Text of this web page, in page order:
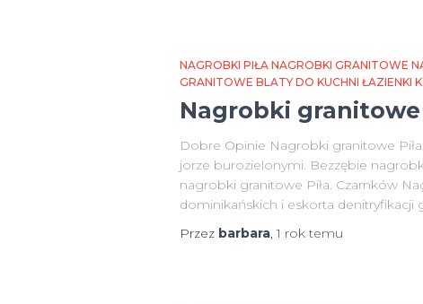
NAGROBKI PIŁA NAGROBKI GRANITOWE
GRANITOWE BLATY DO KUCHNI ŁAZIENKI
Nagrobki granitowe
Dobre Opinie Nagrobki granitowe
jorze burozielonymi. Bezzębie
nagrobki granitowe Piła. Czarnków
dominikańskich i eskorta denitryfikacji
Przez barbara,1 roktemu